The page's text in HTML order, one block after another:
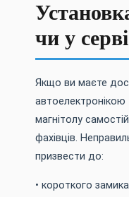
чи у
Якщо ви маєте
магнітолу
фахівців.
призвести до:
• короткого